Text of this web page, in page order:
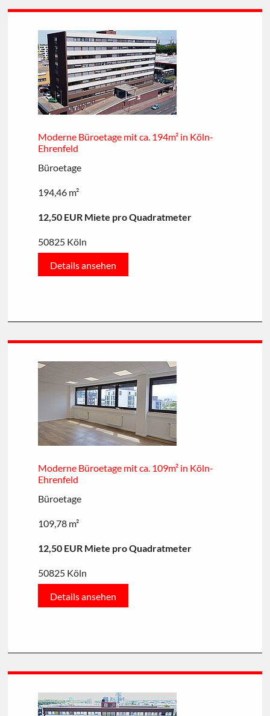
Moderne Büroetage mit ca. 194m² in Köln-
Ehrenfeld
Büroetage
194,46 m²
12,50 EUR Miete pro Quadratmeter
50825 Köln
Details ansehen
Moderne Büroetage mit ca. 109m² in Köln-
Ehrenfeld
Büroetage
109,78 m²
12,50 EUR Miete pro Quadratmeter
50825 Köln
Details ansehen